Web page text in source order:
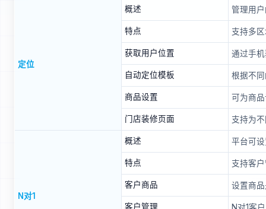
定位
概述 管理用
特点 支持多
获取用户位置 通过手
自动定位模板 根据不
商品设置 可为商
门店装修页面 支持为
N对1
概述 平台可
特点 支持客
客户商品 设置商
客户管理